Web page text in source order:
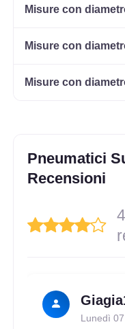
Misure con
Misure con
Misure con
Pneumatici
Recensioni
Lunedì